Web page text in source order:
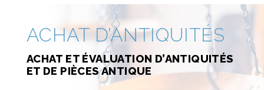
ACHAT D’ANTIQUITÉS
ACHAT ET ÉVALUATION D’ANTIQUITÉS
ET DE PIÈCES ANTIQUE